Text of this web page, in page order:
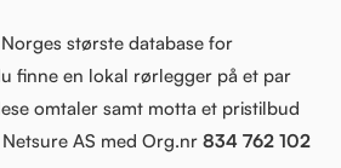
største database for
finne en lokal rørlegger på et par
omtaler samt motta et pristilbud
AS med Org.nr 834 762 102